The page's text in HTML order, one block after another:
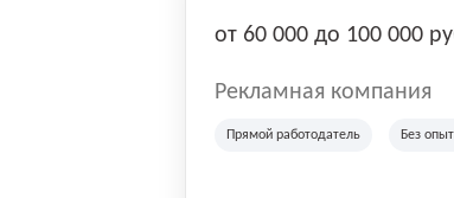
от 60 000 до 100 000
Рекламная компания
Прямой работодатель Без